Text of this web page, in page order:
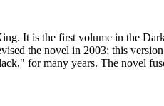
It is the first volume in the
the novel in 2003; this
for many years. The novel